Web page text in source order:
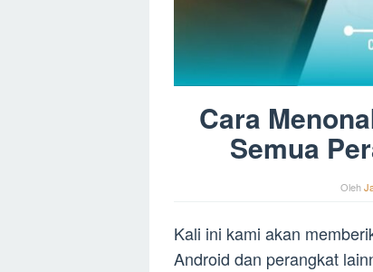
Cara
Semua
Oleh
Kali ini kami akan
Android dan perangkat